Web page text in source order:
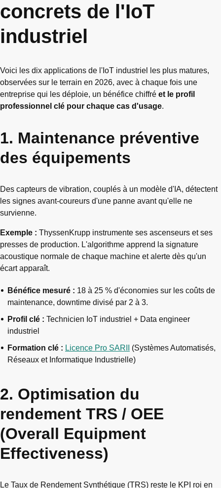
concrets de l'IoT
industriel
Voici les dix applications de l'IoT industriel les plus matures,
observées sur le terrain en 2026, avec à chaque fois une
entreprise qui les déploie, un bénéfice chiffré et le profil
professionnel clé pour chaque cas d'usage.
1. Maintenance préventive
des équipements
Des capteurs de vibration, couplés à un modèle d'IA, détectent
les signes avant-coureurs d'une panne avant qu'elle ne
survienne.
Exemple : ThyssenKrupp instrumente ses ascenseurs et ses
presses de production. L'algorithme apprend la signature
acoustique normale de chaque machine et alerte dès qu'un
écart apparaît.
Bénéfice mesuré : 18 à 25 % d'économies sur les coûts de
maintenance, downtime divisé par 2 à 3.
Profil clé : Technicien IoT industriel + Data engineer
industriel
Formation clé : Licence Pro SARII
(Systèmes Automatisés,
Réseaux et Informatique Industrielle)
2. Optimisation du
rendement TRS / OEE
(Overall Equipment
Effectiveness)
Le Taux de Rendement Synthétique (TRS) reste le KPI roi en